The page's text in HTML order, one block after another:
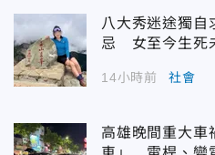
八大秀迷途獨自
忌 女至今生死
14小時前 社會
高雄晚間重大車